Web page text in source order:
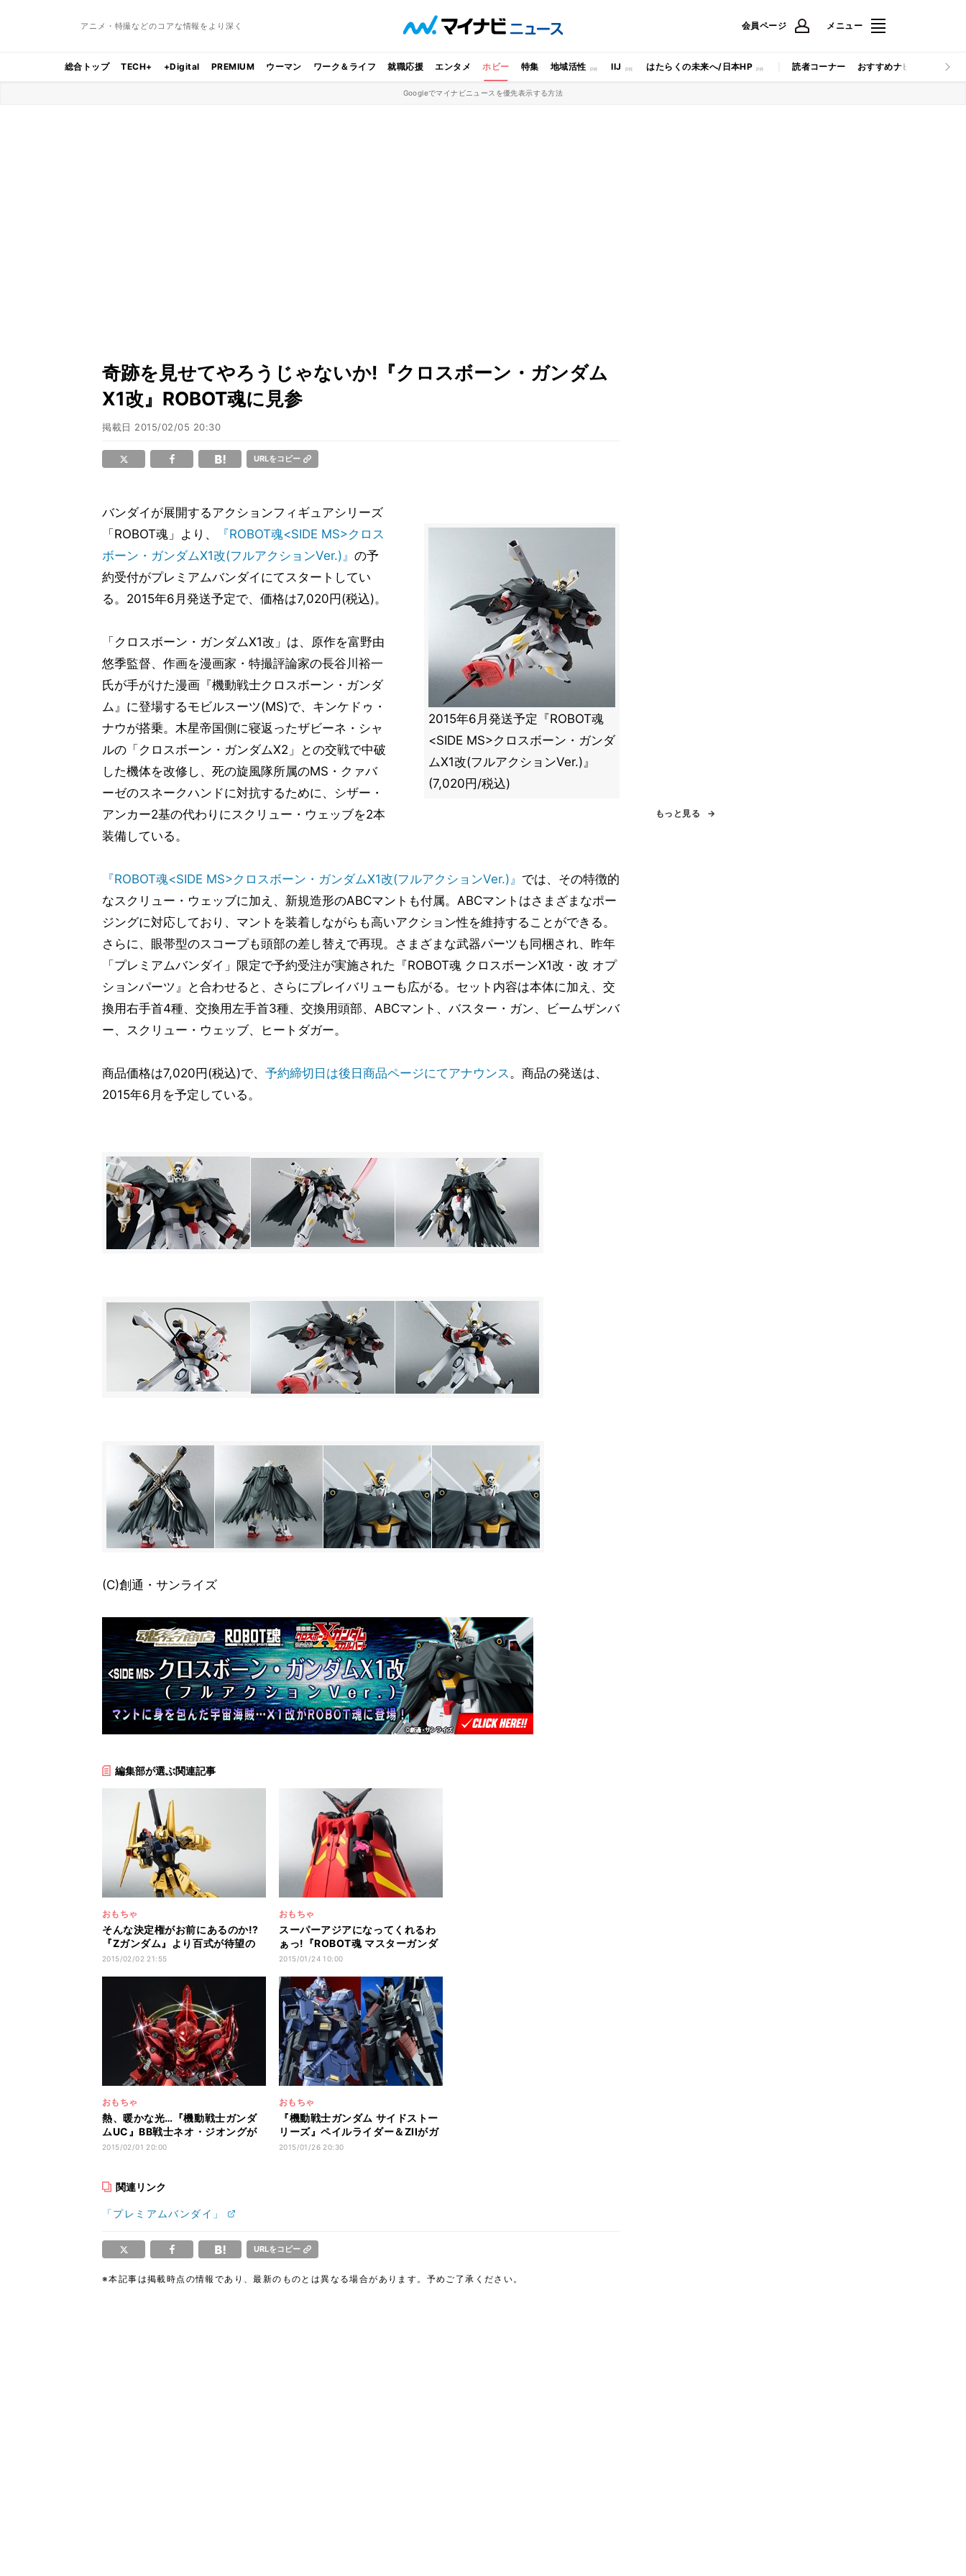
アニメ・特撮などのコアな情報をより深く 会員ページ メニュー
総合トップ TECH+ +Digital PREMIUM ウーマン ワーク＆ライフ 就職応援 エンタメ ホビー 特集 地域活性 IIJ はたらくの未来へ/日本HP 読者コーナー おすすめナビ マイナビ
Googleでマイナビニュースを優先表示する方法
奇跡を見せてやろうじゃないか!『クロスボーン・ガンダム
X1改』ROBOT魂に見参
掲載日 2015/02/05 20:30
URLをコピー
2015年6月発送予定『ROBOT魂
<SIDE MS>クロスボーン・ガンダ
ムX1改(フルアクションVer.)』
(7,020円/税込)
バンダイが展開するアクションフィギュアシリーズ
「ROBOT魂」より、
『ROBOT魂<SIDE MS>クロス
ボーン・ガンダムX1改(フルアクションVer.)』 の予
約受付がプレミアムバンダイにてスタートしてい
る。2015年6月発送予定で、価格は7,020円(税込)。
「クロスボーン・ガンダムX1改」は、原作を富野由
悠季監督、作画を漫画家・特撮評論家の長谷川裕一
氏が手がけた漫画『機動戦士クロスボーン・ガンダ
ム』に登場するモビルスーツ(MS)で、キンケドゥ・
ナウが搭乗。木星帝国側に寝返ったザビーネ・シャ
ルの「クロスボーン・ガンダムX2」との交戦で中破
した機体を改修し、死の旋風隊所属のMS・クァバ
ーゼのスネークハンドに対抗するために、シザー・
アンカー2基の代わりにスクリュー・ウェッブを2本
装備している。
『ROBOT魂<SIDE MS>クロスボーン・ガンダムX1改(フルアクションVer.)』 では、その特徴的
なスクリュー・ウェッブに加え、新規造形のABCマントも付属。ABCマントはさまざまなポー
ジングに対応しており、マントを装着しながらも高いアクション性を維持することができる。
さらに、眼帯型のスコープも頭部の差し替えで再現。さまざまな武器パーツも同梱され、昨年
「プレミアムバンダイ」限定で予約受注が実施された『ROBOT魂 クロスボーンX1改・改 オプ
ションパーツ』と合わせると、さらにプレイバリューも広がる。セット内容は本体に加え、交
換用右手首4種、交換用左手首3種、交換用頭部、ABCマント、バスター・ガン、ビームザンバ
ー、スクリュー・ウェッブ、ヒートダガー。
商品価格は7,020円(税込)で、 予約締切日は後日商品ページにてアナウンス。商品の発送は、
2015年6月を予定している。
(C)創通・サンライズ
編集部が選ぶ関連記事
おもちゃ
そんな決定権がお前にあるのか!?
『Zガンダム』より百式が待望の
ROBOT魂化
2015/02/02 21:55
おもちゃ
スーパーアジアになってくれるわ
ぁっ!『ROBOT魂 マスターガンダ
ム』パーツセット
2015/01/24 10:00
おもちゃ
熱、暖かな光…『機動戦士ガンダ
ムUC』BB戦士ネオ・ジオングが
豪華メッキに
2015/02/01 20:00
おもちゃ
『機動戦士ガンダム サイドストー
リーズ』ペイルライダー＆ZIIがガ
ンプラに
2015/01/26 20:30
関連リンク
「プレミアムバンダイ」
URLをコピー
※本記事は掲載時点の情報であり、最新のものとは異なる場合があります。予めご了承ください。
もっと見る